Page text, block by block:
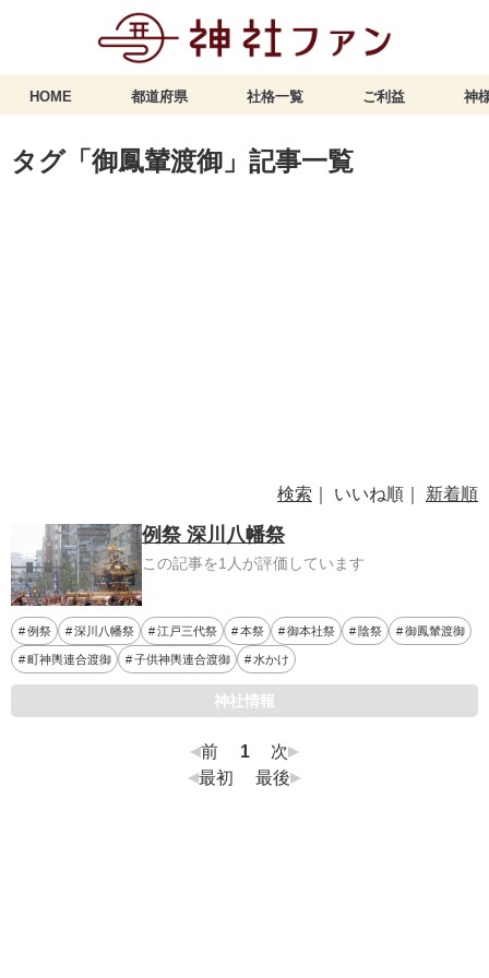
HOME 都道府県 社格一覧 ご利益 神
タグ「御鳳輦渡御」記事一覧
検索 ｜ いいね順｜ 新着順
例祭 深川八幡祭
この記事を1人が評価しています
例祭 深川八幡祭 江戸三代祭 本祭 御本社祭 陰祭 御鳳輦渡御
町神輿連合渡御 子供神輿連合渡御 水かけ
神社情報
前 1
次
最初
最後